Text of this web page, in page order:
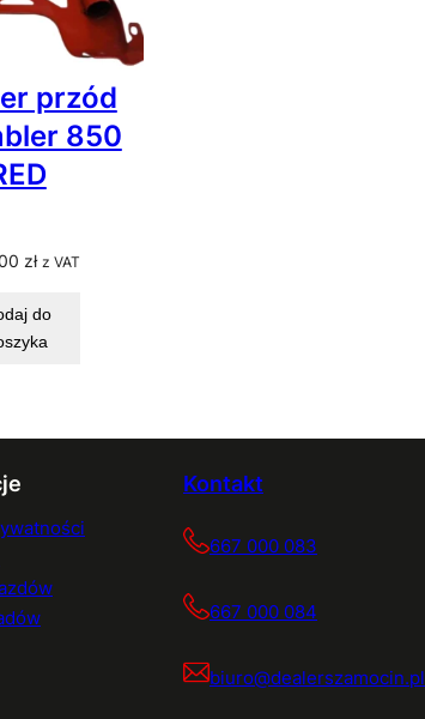
przód
850
zł z VAT
do
Kontakt
667 000 083
667 000 084
biuro@dealerszamocin.pl